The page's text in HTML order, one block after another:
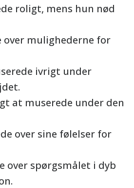
roligt, mens hun nød
over mulighederne for
ivrigt under
at muserede under den
over sine følelser for
over spørgsmålet i dyb